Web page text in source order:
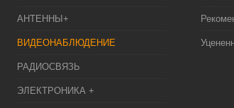
АНТЕННЫ+
ВИДЕОНАБЛЮДЕНИЕ
РАДИОСВЯЗЬ
ЭЛЕКТРОНИКА +